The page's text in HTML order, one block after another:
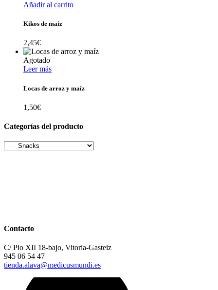
Añadir al carrito
Kikos de maíz
2,45€
Agotado
Leer más
Locas de arroz y maíz
1,50€
Categorías del producto
Contacto
C/ Pio XII 18-bajo, Vitoria-Gasteiz
945 06 54 47
tienda.alava@medicusmundi.es